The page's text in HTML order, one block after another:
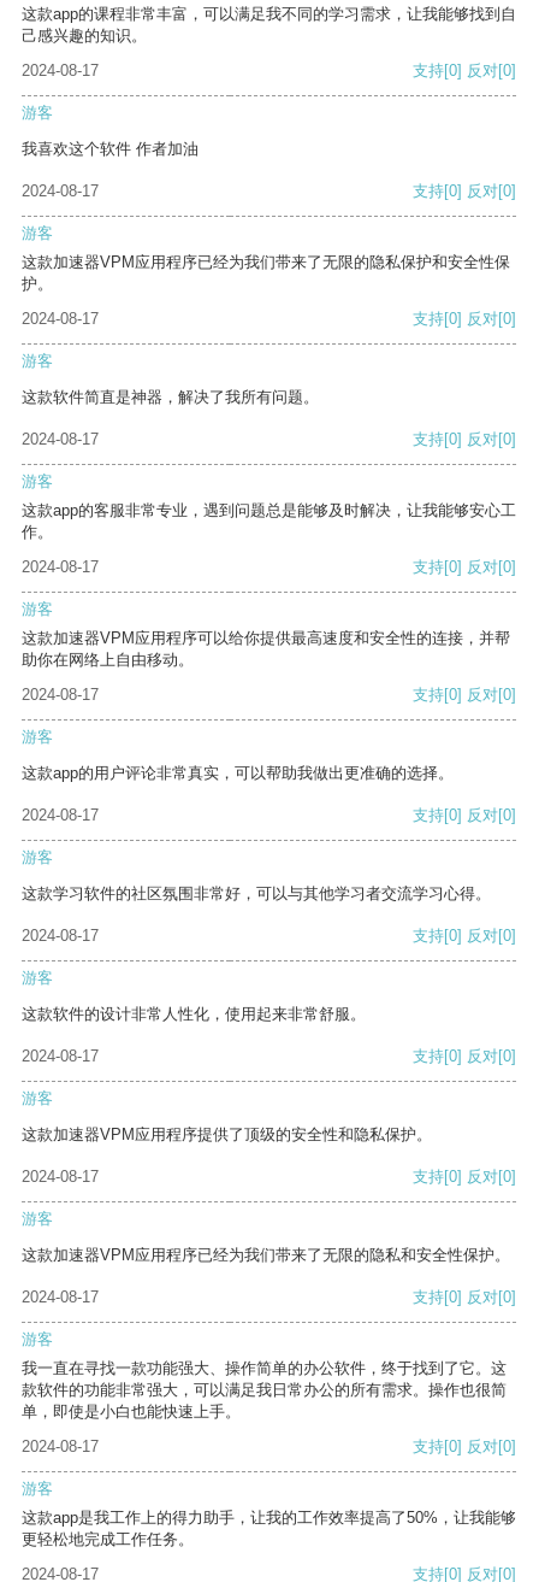
这款app的课程非常丰富，可以满足我不同的学习需求，让我能够找到自
己感兴趣的知识。
2024-08-17
支持[0] 反对[0]
游客
我喜欢这个软件 作者加油
2024-08-17 支持[0] 反对[0]
游客
这款加速器VPM应用程序已经为我们带来了无限的隐私保护和安全性保
护。
2024-08-17
支持[0] 反对[0]
游客
这款软件简直是神器，解决了我所有问题。
2024-08-17 支持[0] 反对[0]
游客
这款app的客服非常专业，遇到问题总是能够及时解决，让我能够安心工
作。
2024-08-17
支持[0] 反对[0]
游客
这款加速器VPM应用程序可以给你提供最高速度和安全性的连接，并帮
助你在网络上自由移动。
2024-08-17
支持[0] 反对[0]
游客
这款app的用户评论非常真实，可以帮助我做出更准确的选择。
2024-08-17 支持[0] 反对[0]
游客
这款学习软件的社区氛围非常好，可以与其他学习者交流学习心得。
2024-08-17 支持[0] 反对[0]
游客
这款软件的设计非常人性化，使用起来非常舒服。
2024-08-17 支持[0] 反对[0]
游客
这款加速器VPM应用程序提供了顶级的安全性和隐私保护。
2024-08-17 支持[0] 反对[0]
游客
这款加速器VPM应用程序已经为我们带来了无限的隐私和安全性保护。
2024-08-17 支持[0] 反对[0]
游客
我一直在寻找一款功能强大、操作简单的办公软件，终于找到了它。这
款软件的功能非常强大，可以满足我日常办公的所有需求。操作也很简
单，即使是小白也能快速上手。
2024-08-17
支持[0] 反对[0]
游客
这款app是我工作上的得力助手，让我的工作效率提高了50%，让我能够
更轻松地完成工作任务。
2024-08-17
支持[0] 反对[0]